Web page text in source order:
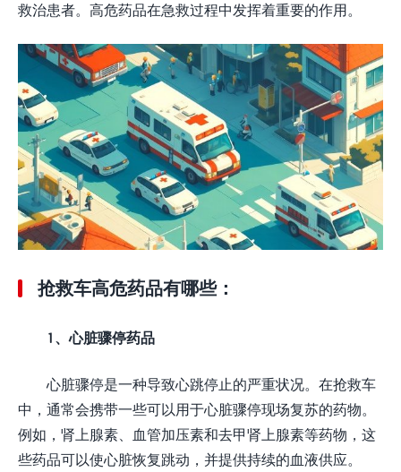
救治患者。高危药品在急救过程中发挥着重要的作用。
抢救车高危药品有哪些：
1、心脏骤停药品
心脏骤停是一种导致心跳停止的严重状况。在抢救车
中，通常会携带一些可以用于心脏骤停现场复苏的药物。
例如，肾上腺素、血管加压素和去甲肾上腺素等药物，这
些药品可以使心脏恢复跳动，并提供持续的血液供应。